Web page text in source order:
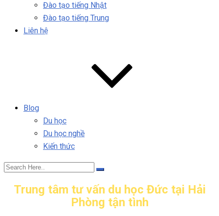
Đào tạo tiếng Nhật
Đào tạo tiếng Trung
Liên hệ
Blog
Du học
Du học nghề
Kiến thức
Trung tâm tư vấn du học Đức tại Hải
Phòng tận tình